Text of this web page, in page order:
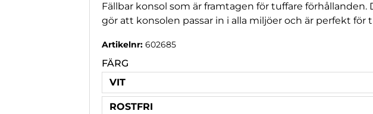
Fällbar konsol som är framtagen för tuffare förhållanden.
gör att konsolen passar in i alla miljöer och är perfekt för
Artikelnr:602685
FÄRG
VIT
ROSTFRI